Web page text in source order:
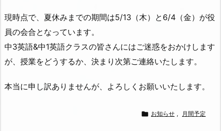
現時点で、夏休みまでの期間は5/13（木）と6/4（金）が役
員の会合となっています。
中3英語&中1英語クラスの皆さんにはご迷惑をおかけします
が、授業をどうするか、決まり次第ご連絡いたします。
本当に申し訳ありませんが、よろしくお願いいたします。
 お知らせ , 月間予定